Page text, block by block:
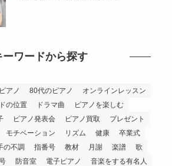
ーワードから探す
アノ 80代のピアノ
オンラインレッスン
ドの位置 ドラマ曲
ピアノを楽しむ
ピアノ発表会 ピアノ買取
プレゼント
モチベーション リズム 健康
卒業式
の不調 指番号 教材 月謝 楽譜
歌
防音室 電子ピアノ
音楽をする有名人